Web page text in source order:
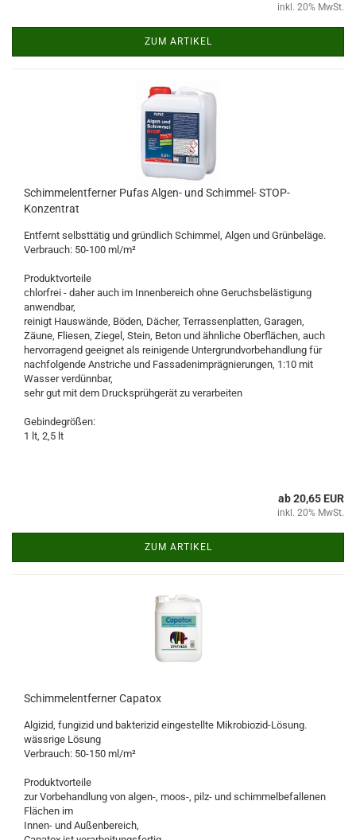
inkl. 20% MwSt.
ZUM ARTIKEL
Schimmelentferner Pufas Algen- und Schimmel- STOP-
Konzentrat
Entfernt selbsttätig und gründlich Schimmel, Algen und Grünbeläge.
Verbrauch: 50-100 ml/m²
Produktvorteile
chlorfrei - daher auch im Innenbereich ohne Geruchsbelästigung
anwendbar,
reinigt Hauswände, Böden, Dächer, Terrassenplatten, Garagen,
Zäune, Fliesen, Ziegel, Stein, Beton und ähnliche Oberflächen, auch
hervorragend geeignet als reinigende Untergrundvorbehandlung für
nachfolgende Anstriche und Fassadenimprägnierungen, 1:10 mit
Wasser verdünnbar,
sehr gut mit dem Drucksprühgerät zu verarbeiten
Gebindegrößen:
1 lt, 2,5 lt
ab 20,65 EUR
inkl. 20% MwSt.
ZUM ARTIKEL
Schimmelentferner Capatox
Algizid, fungizid und bakterizid eingestellte Mikrobiozid-Lösung.
wässrige Lösung
Verbrauch: 50-150 ml/m²
Produktvorteile
zur Vorbehandlung von algen-, moos-, pilz- und schimmelbefallenen
Flächen im
Innen- und Außenbereich,